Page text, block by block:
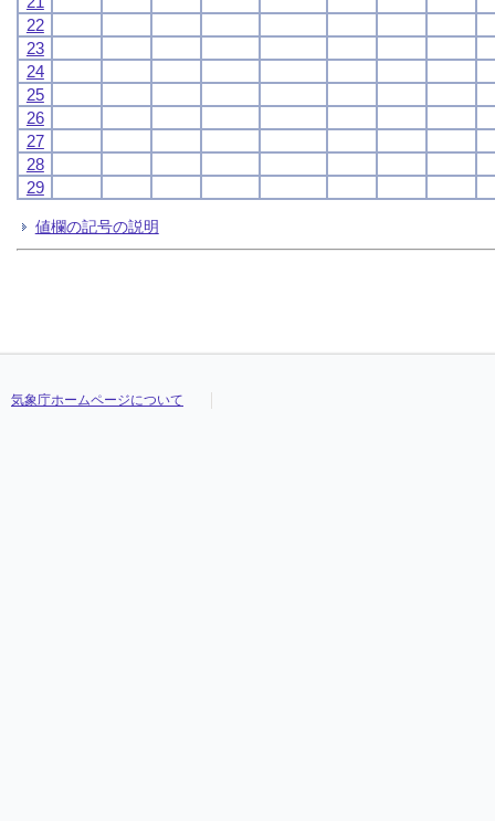
22
23
24
25
26
27
28
29
値欄の記号の説明
気象庁ホームページについて